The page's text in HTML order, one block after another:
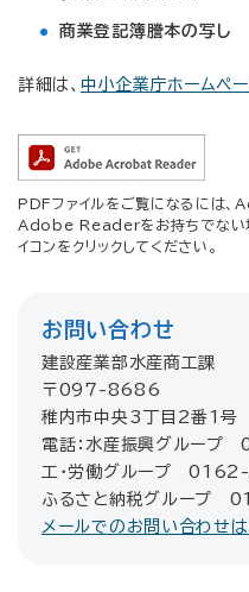
商業登記簿謄本の写し
詳細は、 中小企業庁ホームペー
PDFファイルをご覧になるには
Adobe Readerをお持ちでな
イコンをクリックしてください。
お問い合わせ
建設産業部水産商工課
〒097-8686
稚内市中央3丁目2番1号
電話：水産振興グルー
工・労働グループ
ふるさと納税グループ
メールでのお問い合わせは